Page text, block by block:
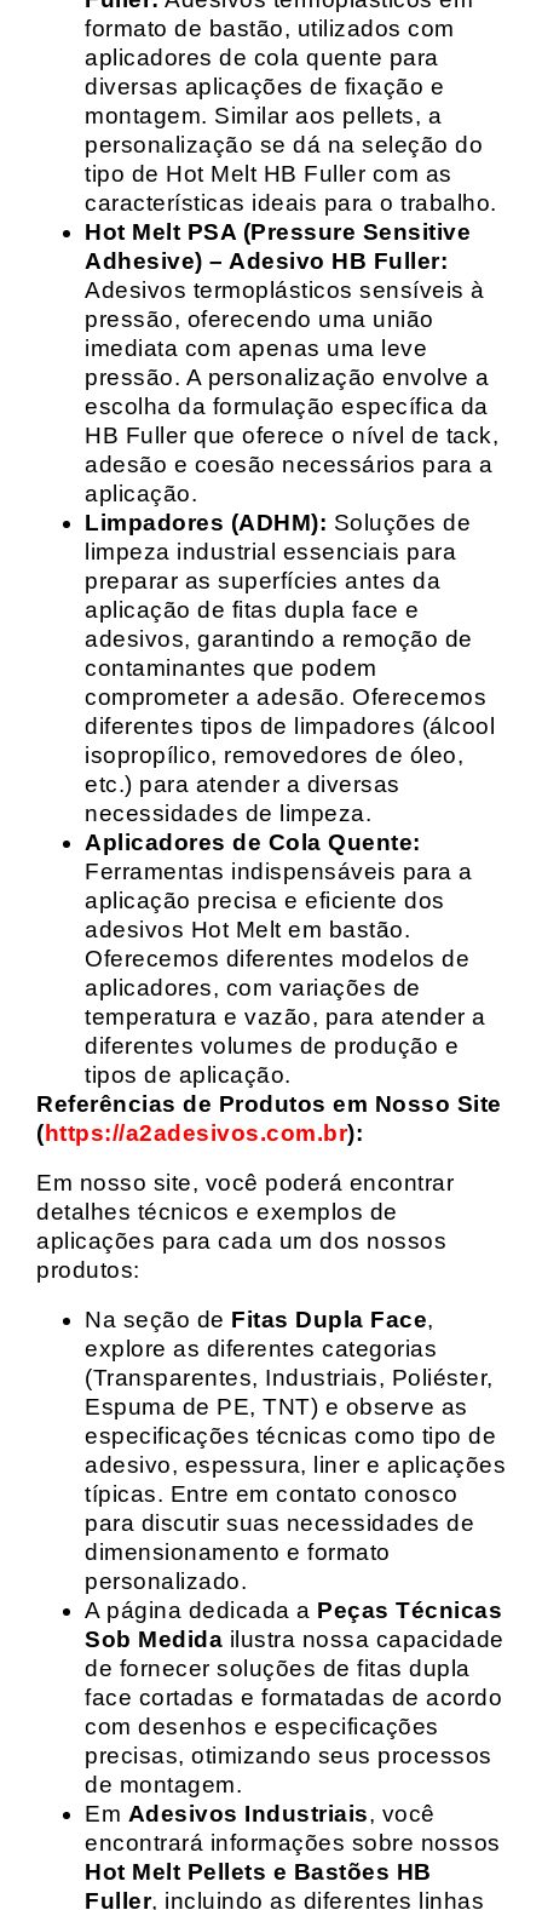
formato de bastão, utilizados com
aplicadores de cola quente para
diversas aplicações de fixação e
montagem. Similar aos pellets, a
personalização se dá na seleção do
tipo de Hot Melt HB Fuller com as
características ideais para o trabalho.
Hot Melt PSA (Pressure Sensitive
Adhesive) – Adesivo HB Fuller:
Adesivos termoplásticos sensíveis à
pressão, oferecendo uma união
imediata com apenas uma leve
pressão. A personalização envolve a
escolha da formulação específica da
HB Fuller que oferece o nível de tack,
adesão e coesão necessários para a
aplicação.
Limpadores (ADHM): Soluções de
limpeza industrial essenciais para
preparar as superfícies antes da
aplicação de fitas dupla face e
adesivos, garantindo a remoção de
contaminantes que podem
comprometer a adesão. Oferecemos
diferentes tipos de limpadores (álcool
isopropílico, removedores de óleo,
etc.) para atender a diversas
necessidades de limpeza.
Aplicadores de Cola Quente:
Ferramentas indispensáveis para a
aplicação precisa e eficiente dos
adesivos Hot Melt em bastão.
Oferecemos diferentes modelos de
aplicadores, com variações de
temperatura e vazão, para atender a
diferentes volumes de produção e
tipos de aplicação.
Referências de Produtos em Nosso Site
(https://a2adesivos.com.br):
Em nosso site, você poderá encontrar
detalhes técnicos e exemplos de
aplicações para cada um dos nossos
produtos:
Na seção de Fitas Dupla Face,
explore as diferentes categorias
(Transparentes, Industriais, Poliéster,
Espuma de PE, TNT) e observe as
especificações técnicas como tipo de
adesivo, espessura, liner e aplicações
típicas. Entre em contato conosco
para discutir suas necessidades de
dimensionamento e formato
personalizado.
A página dedicada a Peças Técnicas
Sob Medida ilustra nossa capacidade
de fornecer soluções de fitas dupla
face cortadas e formatadas de acordo
com desenhos e especificações
precisas, otimizando seus processos
de montagem.
Em Adesivos Industriais, você
encontrará informações sobre nossos
Hot Melt Pellets e Bastões HB
Fuller, incluindo as diferentes linhas